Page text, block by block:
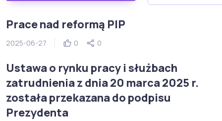
Prace nad reformą PIP
2025-06-27 0 0
Ustawa o rynku pracy i służbach
zatrudnienia z dnia 20 marca 2025 r.
została przekazana do podpisu
Prezydenta